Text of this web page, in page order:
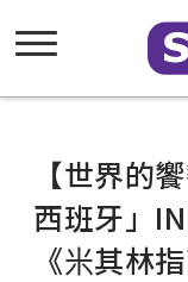
【世界的
西班牙」
《⽶其林